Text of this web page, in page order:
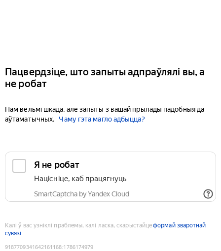
Пацвердзіце, што запыты адпраўлялі вы, а
не робат
Нам вельмі шкада, але запыты з вашай прылады падобныя да
аўтаматычных.
Чаму гэта магло адбыцца?
Я не робат
Націсніце, каб працягнуць
SmartCaptcha by Yandex Cloud
Калі ў вас узніклі праблемы, калі ласка, скарыстайцеформай зваротнай
сувязі
9187709341642161168:1786174979